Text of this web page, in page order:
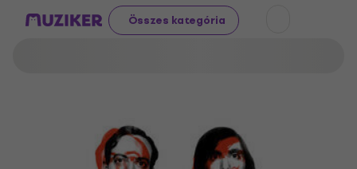
Összes kategória